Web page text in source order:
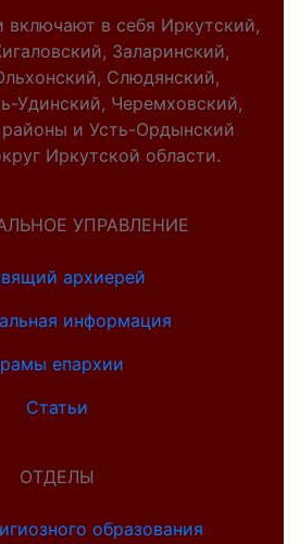
включают в себя Иркутский,
Заларинский,
Слюдянский,
Удинский, Черемховский,
и Усть-Ордынский
Иркутской области.
УПРАВЛЕНИЕ
архиерей
информация
епархии
Статьи
ОТДЕЛЫ
образования